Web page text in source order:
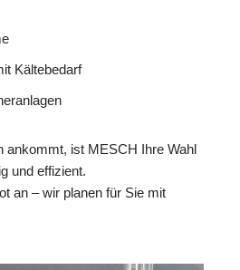
Kältebedarf
ankommt, ist MESCH Ihre Wahl
und effizient.
an – wir planen für Sie mit